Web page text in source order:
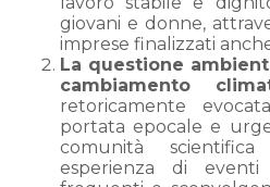
giovani e donne,
imprese finalizzati
La questione
cambiamento
retoricamente
portata epocale e
comunità
esperienza di